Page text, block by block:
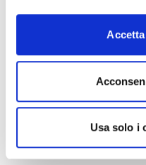
Usa solo i